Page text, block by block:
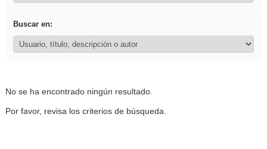
Buscar en:
No se ha encontrado ningún resultado.
Por favor, revisa los criterios de búsqueda.